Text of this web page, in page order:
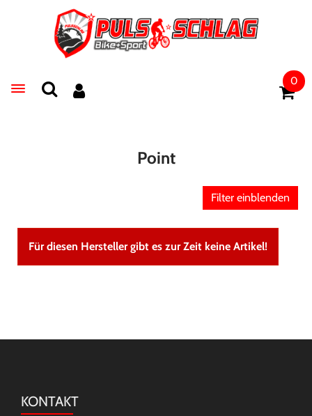
Toggle navigation
0
Point
Filter einblenden
Für diesen Hersteller gibt es zur Zeit keine Artikel!
KONTAKT